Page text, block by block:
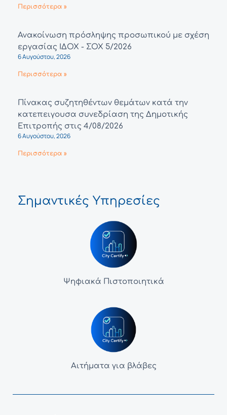
Περισσότερα »
Ανακοίνωση πρόσληψης προσωπικού με σχέση
εργασίας ΙΔΟΧ - ΣΟΧ 5/2026
6 Αυγούστου, 2026
Περισσότερα »
Πίνακας συζητηθέντων θεμάτων κατά την
κατεπειγουσα συνεδρίαση της Δημοτικής
Επιτροπής στις 4/08/2026
6 Αυγούστου, 2026
Περισσότερα »
Σημαντικές Υπηρεσίες
Ψηφιακά Πιστοποιητικά
Αιτήματα για βλάβες